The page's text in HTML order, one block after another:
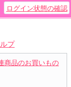
ログイン状態の確認
プ
商品のお買いもの